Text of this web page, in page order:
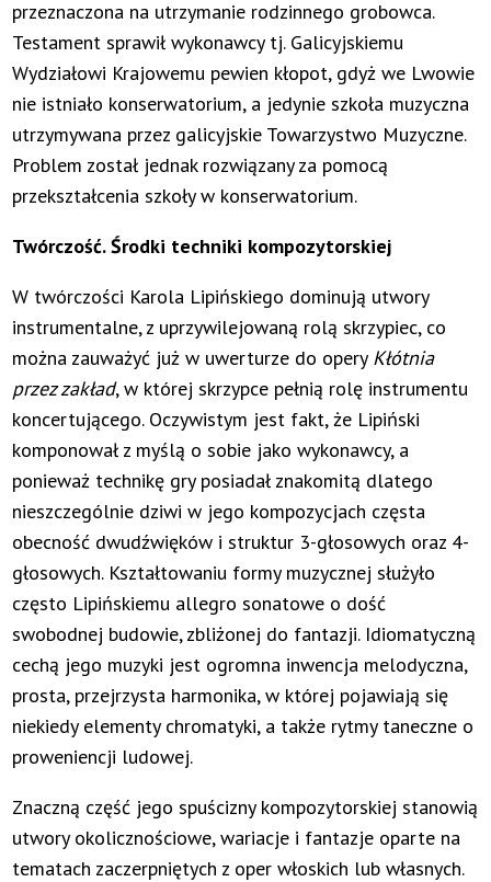
przeznaczona na utrzymanie rodzinnego grobowca.
Testament sprawił wykonawcy tj. Galicyjskiemu
Wydziałowi Krajowemu pewien kłopot, gdyż we Lwowie
nie istniało konserwatorium, a jedynie szkoła muzyczna
utrzymywana przez galicyjskie Towarzystwo Muzyczne.
Problem został jednak rozwiązany za pomocą
przekształcenia szkoły w konserwatorium.
Twórczość. Środki techniki kompozytorskiej
W twórczości Karola Lipińskiego dominują utwory
instrumentalne, z uprzywilejowaną rolą skrzypiec, co
można zauważyć już w uwerturze do opery Kłótnia
przez zakład, w której skrzypce pełnią rolę instrumentu
koncertującego. Oczywistym jest fakt, że Lipiński
komponował z myślą o sobie jako wykonawcy, a
ponieważ technikę gry posiadał znakomitą dlatego
nieszczególnie dziwi w jego kompozycjach częsta
obecność dwudźwięków i struktur 3-głosowych oraz 4-
głosowych. Kształtowaniu formy muzycznej służyło
często Lipińskiemu allegro sonatowe o dość
swobodnej budowie, zbliżonej do fantazji. Idiomatyczną
cechą jego muzyki jest ogromna inwencja melodyczna,
prosta, przejrzysta harmonika, w której pojawiają się
niekiedy elementy chromatyki, a także rytmy taneczne o
proweniencji ludowej.
Znaczną część jego spuścizny kompozytorskiej stanowią
utwory okolicznościowe, wariacje i fantazje oparte na
tematach zaczerpniętych z oper włoskich lub własnych.